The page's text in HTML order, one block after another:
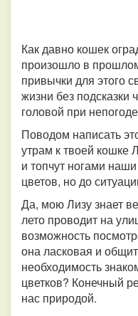
Как давно кошек
произошло в
привычки для этого
жизни без
головой при
Поводом написать
утрам к твоей кошке
и топчут ногами
цветов, но до
Да, мою Лизу знает
лето проводит на
возможность
она ласковая и
необходимость
цветков? Конечный
нас природой.